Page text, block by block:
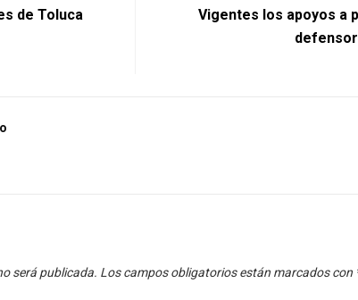
de Toluca
Vigentes los apoyos a
será publicada. Los campos obligatorios están marcados con